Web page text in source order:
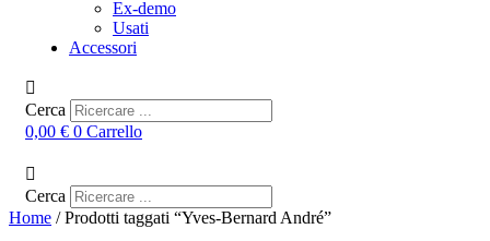
Ex-demo
Usati
Accessori
Cerca
0,00 € 0 Carrello
Cerca
Home / Prodotti taggati “Yves-Bernard André”